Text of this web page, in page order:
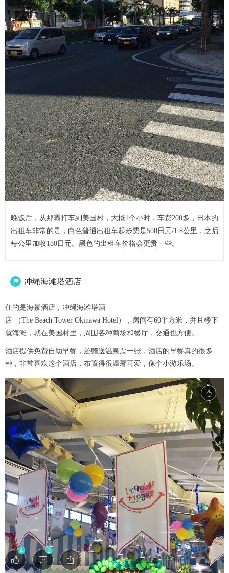
晚饭后，从那霸打车到美国村，大概1个小时，车费200多，日本的
出租车非常的贵，白色普通出租车起步费是500日元/1.8公里，之后
每公里加收180日元。黑色的出租车价格会更贵一些。
 冲绳海滩塔酒店
住的是海景酒店，冲绳海滩塔酒
店 （The Beach Tower Okinawa Hotel），房间有60平方米，并且楼下
就海滩，就在美国村里，周围各种商场和餐厅，交通也方便。
酒店提供免费自助早餐，还赠送温泉票一张，酒店的早餐真的很多
种，非常喜欢这个酒店，布置得很温馨可爱，像个小游乐场。
4 2